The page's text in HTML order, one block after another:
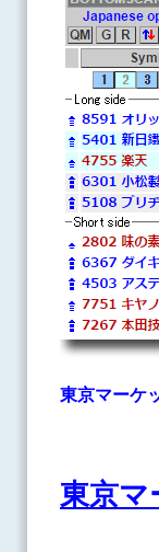
東京マーケ
東京マ